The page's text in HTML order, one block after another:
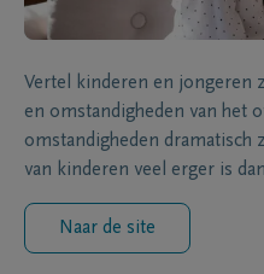
Vertel kinderen en jongeren
en omstandigheden van het
omstandigheden dramatisch
van kinderen veel erger is
Naar de site